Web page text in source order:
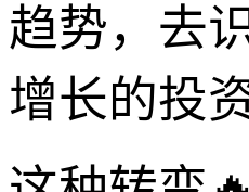
趋势，去
增长的投